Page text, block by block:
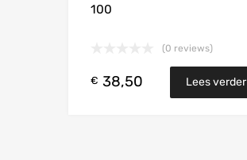
100
(0 reviews)
€ 38,50 Lees verder